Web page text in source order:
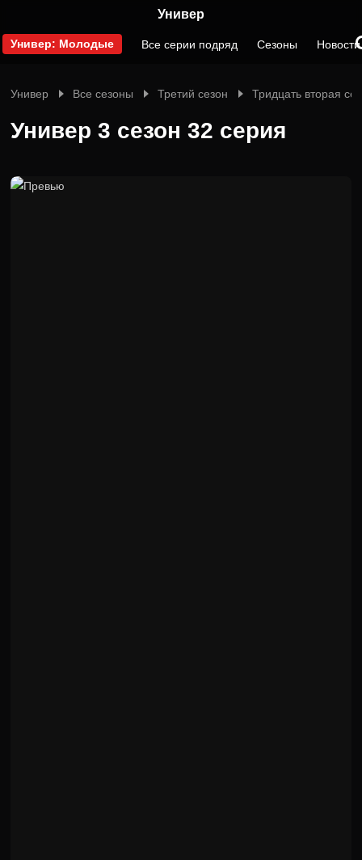
Универ
Универ: Молодые Все серии подряд Сезоны Новости
Универ Все сезоны Третий сезон Тридцать вторая
Универ 3 сезон 32 серия